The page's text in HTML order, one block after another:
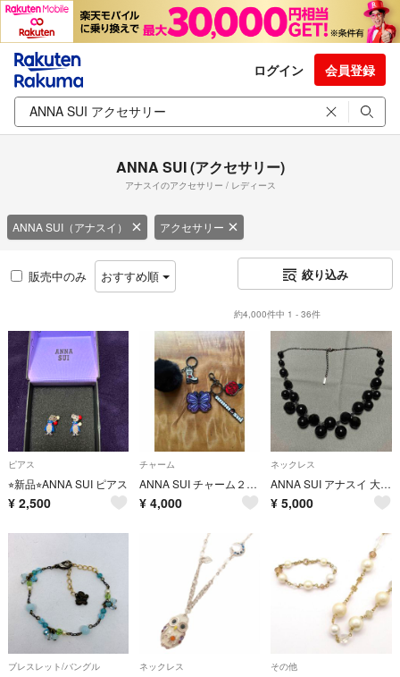
ログイン 会員登録
ANNA SUI (アクセサリー)
アナスイのアクセサリー / レディース
ANNA SUI（アナスイ） アクセサリー
販売中のみ おすすめ順 絞り込み
約4,000件中 1 - 36件
ピアス
⭐︎新品⭐︎ANNA SUI ピアス
¥ 2,500
チャーム
ANNA SUI チャーム２点セット
¥ 4,000
ネックレス
ANNA SUI アナスイ 大玉 ビーズ 黒 ネックレス
¥ 5,000
ブレスレット/バングル ネックレス その他